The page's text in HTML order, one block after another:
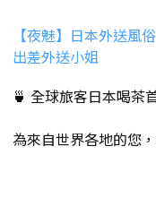
【夜魅】日本外送風
出差外送小姐
🍵 全球旅客日本喝茶
為來自世界各地的您